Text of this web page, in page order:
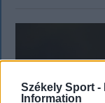
Székely Sport -
Information